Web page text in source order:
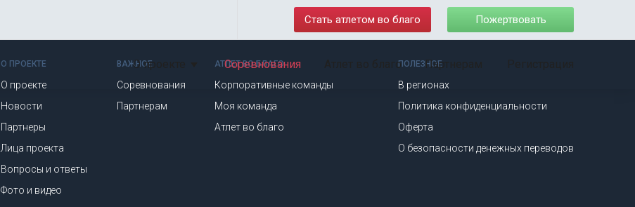
Стать атлетом во благо Пожертвовать
О проекте Соревнования Атлет во благо Партнерам
О ПРОЕКТЕ
О проекте
Новости
Партнеры
Лица проекта
Вопросы и ответы
Фото и видео
ВАЖНОЕ
Соревнования
Партнерам
АТЛЕТ ВО БЛАГО
Корпоративные команды
Моя команда
Атлет во благо
ПОЛЕЗНОЕ
В регионах
Политика конфиденциальности
Оферта
О безопасности денежных переводов